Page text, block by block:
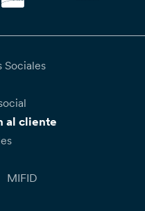
Sociales
al cliente
MIFID